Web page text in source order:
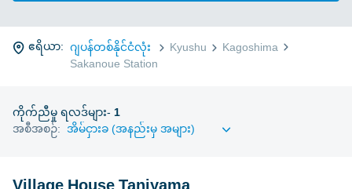
ဧရိယာ: ဂျပန်တစ်နိုင်ငံလုံး Kyushu Kagoshima
Sakanoue Station
ကိုက်ညီမှု ရလဒ်များ-1
အစီအစဉ်: